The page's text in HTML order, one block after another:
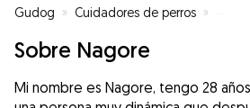
Gudog » Cuidadores de perros »
Sobre Nagore
Mi nombre es Nagore, tengo 28